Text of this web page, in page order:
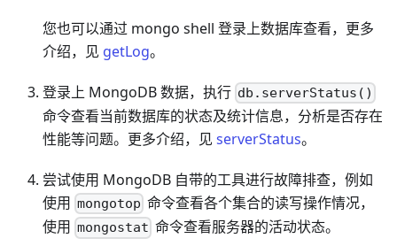
您也可以通过 mongo shell 登录上数据库查看，更多
介绍，见 getLog。
登录上 MongoDB 数据，执行 db.serverStatus()
命令查看当前数据库的状态及统计信息，分析是否存在
性能等问题。更多介绍，见 serverStatus。
尝试使用 MongoDB 自带的工具进行故障排查，例如
使用 mongotop 命令查看各个集合的读写操作情况，
使用 mongostat 命令查看服务器的活动状态。